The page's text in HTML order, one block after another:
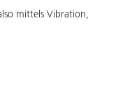
mittels Vibration,